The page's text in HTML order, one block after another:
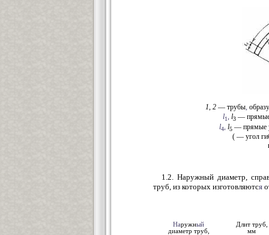
1 2 — трубы
l1, l3— прямые
l4 l5— прямые
( — угол
1.2. Наружный диаметр,
труб, из которых изготовляются
Наружный
диаметр труб,
Длит труб,
мм